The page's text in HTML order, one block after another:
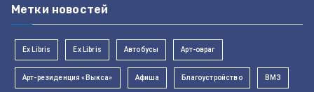
Метки новостей
Ex Libris Ex Libris Автобусы Арт-овраг
Арт-резиденция «Выкса» Афиша Благоустройство ВМЗ